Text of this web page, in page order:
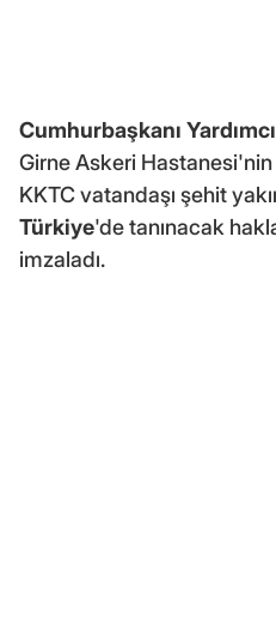
Cumhurbaşkanı
Girne Askeri
KKTC vatandaşı şehit
Türkiye'de tanınacak
imzaladı.